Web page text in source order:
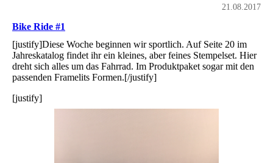
21.08.2017
Bike Ride #1
[justify]Diese Woche beginnen wir sportlich. Auf Seite 20 im
Jahreskatalog findet ihr ein kleines, aber feines Stempelset. Hier
dreht sich alles um das Fahrrad. Im Produktpaket sogar mit den
passenden Framelits Formen.[/justify]
[justify]